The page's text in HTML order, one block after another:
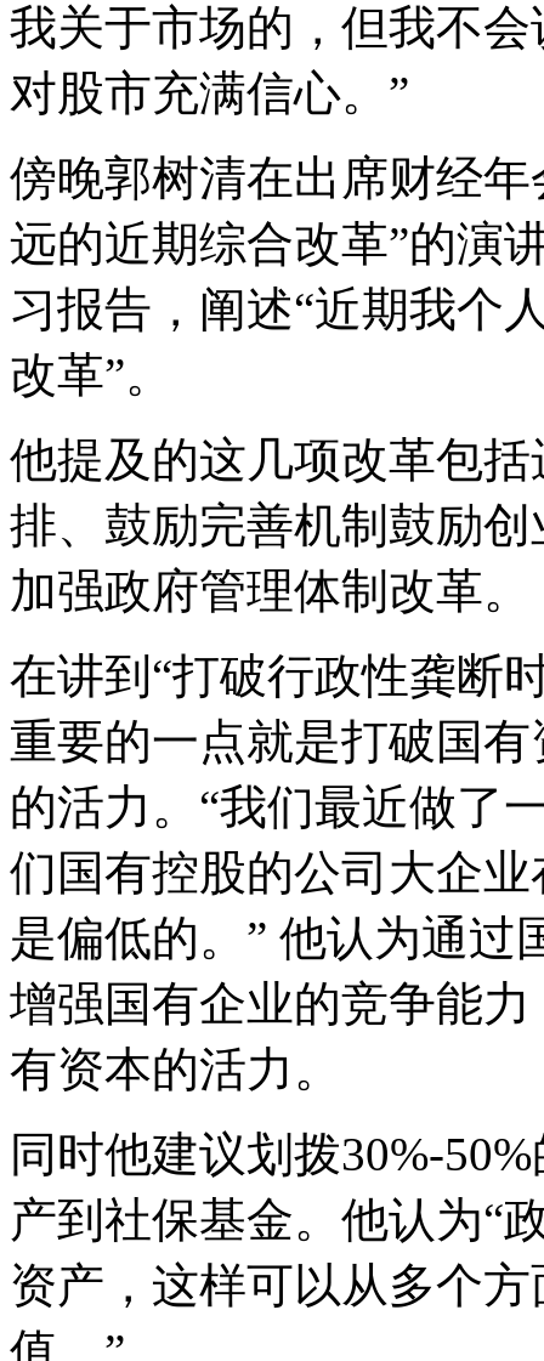
我关于市场的，但我不
对股市充满信心。”
傍晚郭树清在出席财经
远的近期综合改革”的演
习报告，阐述“近期我个
改革”。
他提及的这几项改革包
排、鼓励完善机制鼓励
加强政府管理体制改革。
在讲到“打破行政性龚断
重要的一点就是打破国
的活力。“我们最近做了
们国有控股的公司大企
是偏低的。” 他认为通过
增强国有企业的竞争能
有资本的活力。
同时他建议划拨30%-
产到社保基金。他认为“
资产，这样可以从多个